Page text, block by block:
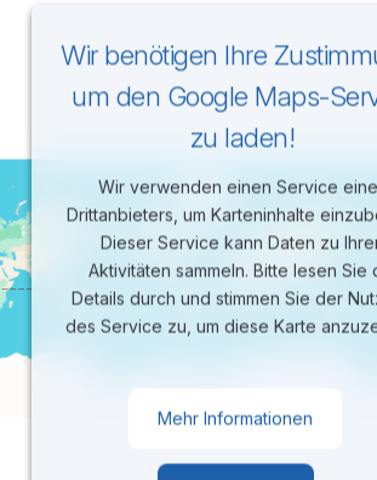
Wir benötigen Ihre
um den Google Maps-
zu laden!
Wir verwenden einen Service
Drittanbieters, um Karteninhalte
Dieser Service kann Daten zu
Aktivitäten sammeln. Bitte lesen Sie
Details durch und stimmen Sie der
des Service zu, um diese Karte
Mehr Informationen